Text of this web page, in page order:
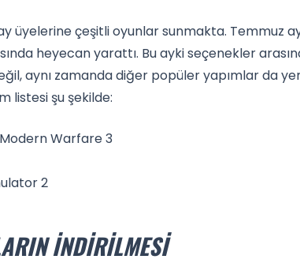
üyelerine çeşitli oyunlar sunmakta. Temmuz
heyecan yarattı. Bu ayki seçenekler
aynı zamanda diğer popüler yapımlar da
listesi şu şekilde:
Warfare 3
2
İNDIRILMESI